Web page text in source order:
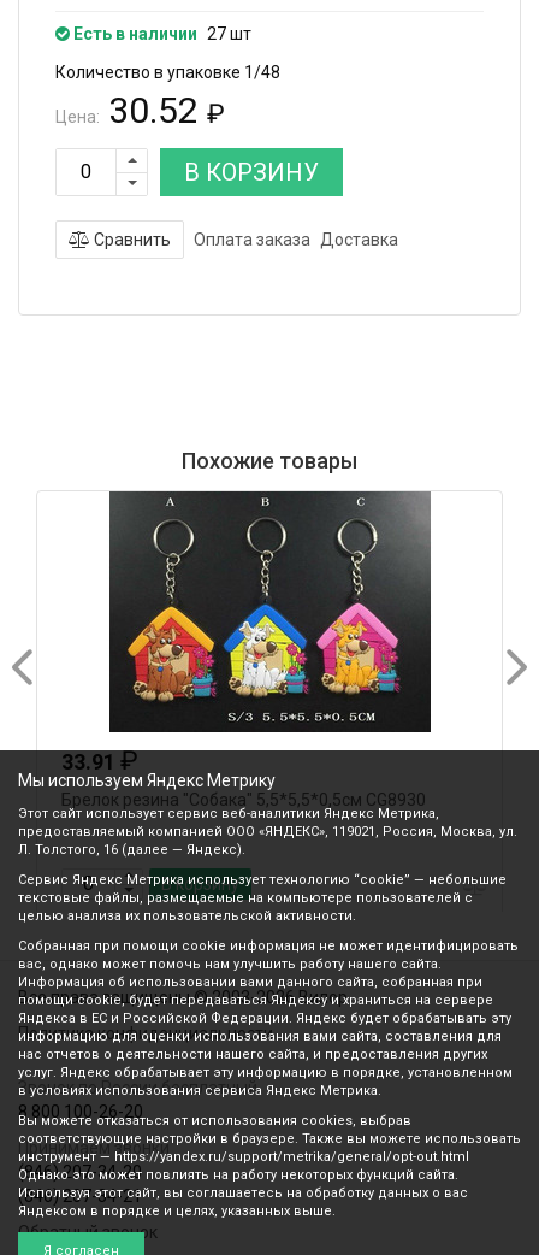
Есть в наличии 27 шт
Количество в упаковке 1/48
Цена: 30.52 ₽
В КОРЗИНУ
Сравнить Оплата заказа Доставка
Похожие товары
33.91 ₽
Брелок резина "Собака" 5,5*5,5*0,5см CG8930
В корзину
Все права защищены © 2003-2026 Вилор
Политика конфиденциальности
Звонок по России бесплатный
8 800 100-26-20
Принимаем звонки
(846) 207-34-20
(846) 207-34-21
Обратный звонок
Мы используем Яндекс Метрику
Этот сайт использует сервис веб-аналитики Яндекс Метрика,
предоставляемый компанией ООО «ЯНДЕКС», 119021, Россия, Москва, ул.
Л. Толстого, 16 (далее — Яндекс).
Сервис Яндекс Метрика использует технологию “cookie” — небольшие
текстовые файлы, размещаемые на компьютере пользователей с
целью анализа их пользовательской активности.
Собранная при помощи cookie информация не может идентифицировать
вас, однако может помочь нам улучшить работу нашего сайта.
Информация об использовании вами данного сайта, собранная при
помощи cookie, будет передаваться Яндексу и храниться на сервере
Яндекса в ЕС и Российской Федерации. Яндекс будет обрабатывать эту
информацию для оценки использования вами сайта, составления для
нас отчетов о деятельности нашего сайта, и предоставления других
услуг. Яндекс обрабатывает эту информацию в порядке, установленном
в условиях использования сервиса Яндекс Метрика.
Вы можете отказаться от использования cookies, выбрав
соответствующие настройки в браузере. Также вы можете использовать
инструмент — https://yandex.ru/support/metrika/general/opt-out.html
Однако это может повлиять на работу некоторых функций сайта.
Используя этот сайт, вы соглашаетесь на обработку данных о вас
Яндексом в порядке и целях, указанных выше.
Я согласен